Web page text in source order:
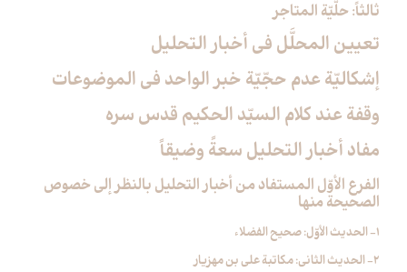
ثالثاً: حلّيّة المتاجر
تعيين المحلَّل في أخبار التحليل
إشكاليّة عدم حجّيّة خبر الواحد في الموضوعات
وقفة عند كلام السيّد الحكيم قدس سره‏
مفاد أخبار التحليل سعةً وضيقاً
الفرع الأوّل المستفاد من أخبار التحليل بالنظر إلى خصوص
الصحيحة منها
1- الحديث الأوّل: صحيح الفضلاء
2- الحديث الثاني: مكاتبة علي بن مهزيار